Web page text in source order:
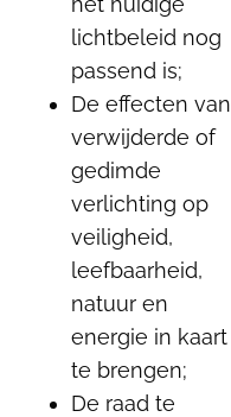
lichtbeleid nog
passend is;
De effecten van
verwijderde of
gedimde
verlichting op
veiligheid,
leefbaarheid,
natuur en
energie in kaart
te brengen;
De raad te